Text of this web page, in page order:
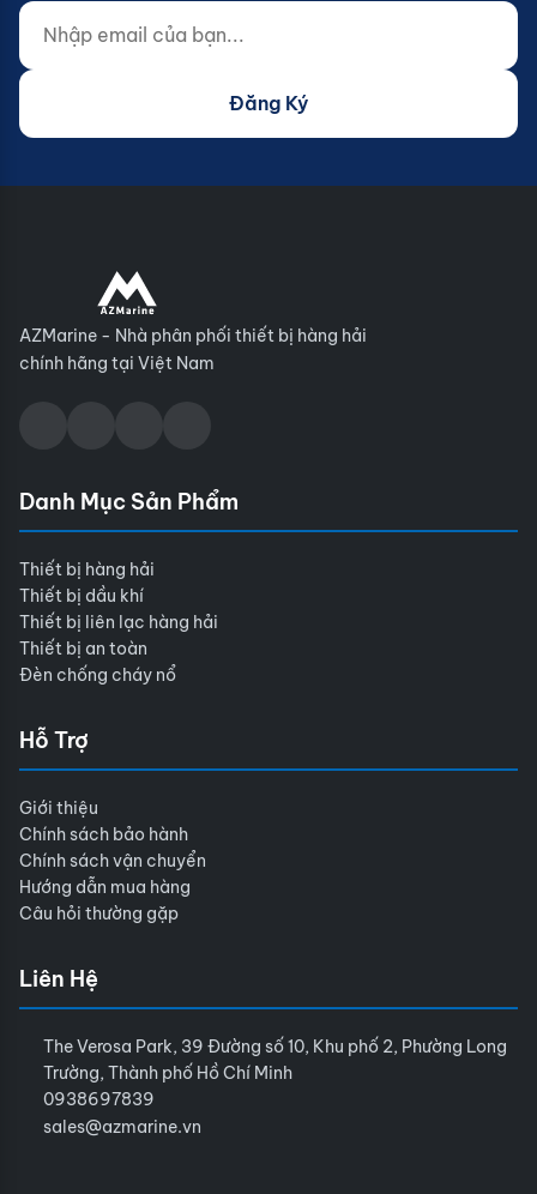
Nhập email của bạn...
Website (do not fill)
Đăng Ký
AZMarine - Nhà phân phối thiết bị hàng hải
chính hãng tại Việt Nam
Danh Mục Sản Phẩm
Thiết bị hàng hải
Thiết bị dầu khí
Thiết bị liên lạc hàng hải
Thiết bị an toàn
Đèn chống cháy nổ
Hỗ Trợ
Giới thiệu
Chính sách bảo hành
Chính sách vận chuyển
Hướng dẫn mua hàng
Câu hỏi thường gặp
Liên Hệ
The Verosa Park, 39 Đường số 10, Khu phố 2, Phường Long
Trường, Thành phố Hồ Chí Minh
0938697839
sales@azmarine.vn